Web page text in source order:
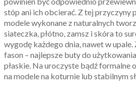
stóp ani ich obcierać. Z tej przyczyny
modele wykonane z naturalnych
siateczka, płótno, zamsz i skóra to
wygodę każdego dnia, nawet w upale.
fason – najlepsze buty do
płaskie. Na uroczyste bądź formalne
na modele na koturnie lub stabilnym